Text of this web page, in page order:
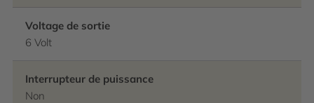
Voltage de sortie
6 Volt
Interrupteur de puissance
Non